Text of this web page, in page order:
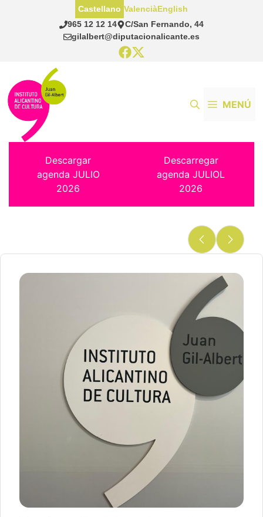
965 12 12 14
C/San Fernando, 44
gilalbert@diputacionalicante.es
Castellano ValenciàEnglish
MENÚ
Descargar
agenda JULIO
2026
Descarregar
agenda JULIOL
2026